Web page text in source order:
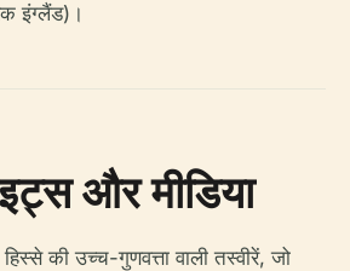
इंग्लैंड)।
और मीडिया
की उच्च-गुणवत्ता वाली तस्वीरें, जो